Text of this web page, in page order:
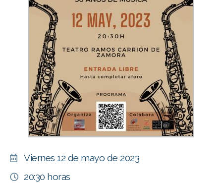
Viernes 12 de mayo de 2023
20:30 horas